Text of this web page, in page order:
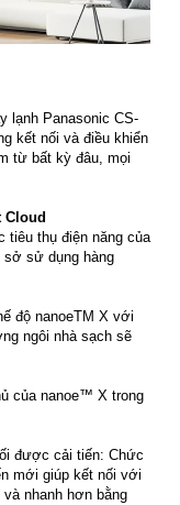
lạnh Panasonic CS-
kết nối và điều khiển
từ bất kỳ đâu, mọi
Cloud
tiêu thụ điện năng của
sử dụng hàng
độ nanoeTM X với
ngôi nhà sạch sẽ
của nanoe™ X trong
được cải tiến: Chức
mới giúp kết nối với
nhanh hơn bằng